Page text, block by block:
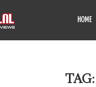
HOME
TAG: